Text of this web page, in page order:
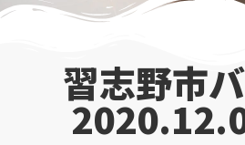
習志野市